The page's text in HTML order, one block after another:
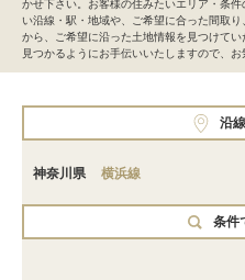
かせ下さい。お客様の住みたいエリア・条
い沿線・駅・地域や、ご希望に合った間取
から、ご希望に沿った土地情報を見つけて
見つかるようにお手伝いいたしますので、お
沿
神奈川県 横浜線
条件